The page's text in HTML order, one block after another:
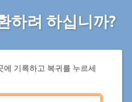
하려 하십니까?
에 기록하고 복귀를 누르세